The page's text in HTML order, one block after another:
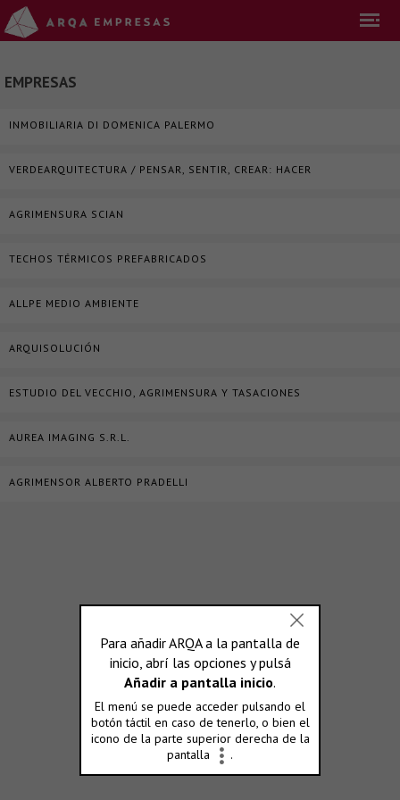
EMPRESAS
INMOBILIARIA DI DOMENICA PALERMO
VERDEARQUITECTURA / PENSAR, SENTIR, CREAR: HACER
AGRIMENSURA SCIAN
TECHOS TÉRMICOS PREFABRICADOS
ALLPE MEDIO AMBIENTE
ARQUISOLUCIÓN
ESTUDIO DEL VECCHIO, AGRIMENSURA Y TASACIONES
AUREA IMAGING S.R.L.
AGRIMENSOR ALBERTO PRADELLI